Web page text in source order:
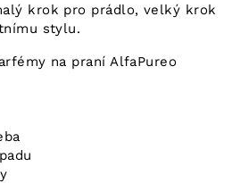
krok pro prádlo, velký krok
stylu.
na praní AlfaPureo